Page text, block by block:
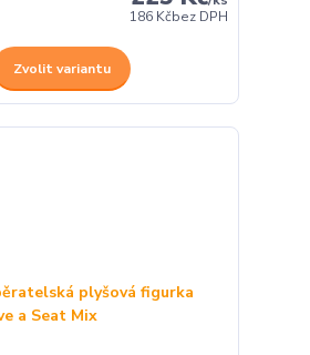
186 Kčbez DPH
Zvolit variantu